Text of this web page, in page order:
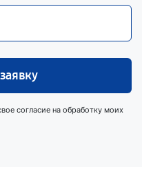
согласие на обработку моих